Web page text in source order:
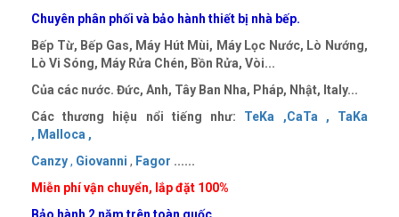
Chuyên phân phối và bảo hành thiết bị nhà bếp.
Bếp Từ, Bếp Gas, Máy Hút Mùi, Máy Lọc Nước, Lò Nướng,
Lò Vi Sóng, Máy Rửa Chén, Bồn Rửa, Vòi...
Của các nước. Đức, Anh, Tây Ban Nha, Pháp, Nhật, Italy...
Các thương hiệu nổi tiếng như: TeKa ,CaTa ,
TaKa
, Malloca ,
Canzy, Giovanni , Fagor ......
Miễn phí vận chuyển, lắp đặt 100%